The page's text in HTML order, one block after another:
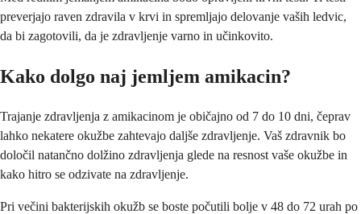
preverjajo raven zdravila v krvi in spremljajo delovanje vaših ledvic,
da bi zagotovili, da je zdravljenje varno in učinkovito.
Kako dolgo naj jemljem amikacin?
Trajanje zdravljenja z amikacinom je običajno od 7 do 10 dni, čeprav
lahko nekatere okužbe zahtevajo daljše zdravljenje. Vaš zdravnik bo
določil natančno dolžino zdravljenja glede na resnost vaše okužbe in
kako hitro se odzivate na zdravljenje.
Pri večini bakterijskih okužb se boste počutili bolje v 48 do 72 urah po